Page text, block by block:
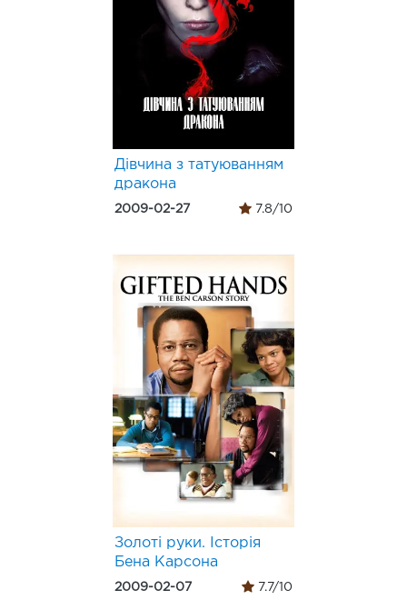
Дівчина з татуюванням
дракона
2009-02-27 7.8/10
Золоті руки. Історія
Бена Карсона
2009-02-07 7.7/10